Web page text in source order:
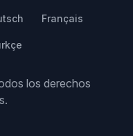
Français
los derechos